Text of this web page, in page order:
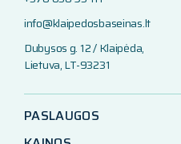
info@klaipedosbaseinas.lt
Dubysos g. 12 / Klaipėda,
Lietuva, LT-93231
PASLAUGOS